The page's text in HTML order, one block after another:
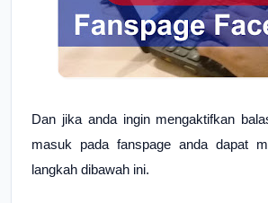
Dan jika anda ingin mengaktifkan
masuk pada fanspage anda dapat
langkah dibawah ini.